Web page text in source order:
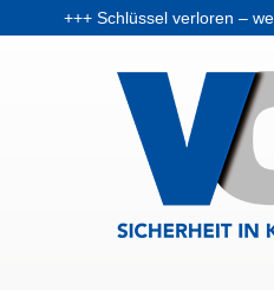
+++ Schlüssel verloren –